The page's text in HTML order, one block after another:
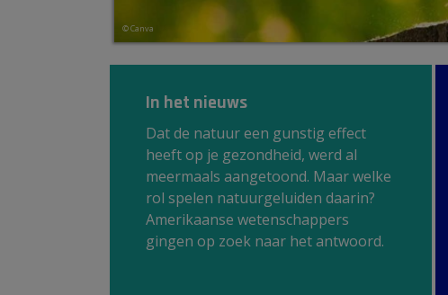
© Canva
In het nieuws
Dat de natuur een gunstig effect
heeft op je gezondheid, werd al
meermaals aangetoond. Maar welke
rol spelen natuurgeluiden daarin?
Amerikaanse wetenschappers
gingen op zoek naar het antwoord.